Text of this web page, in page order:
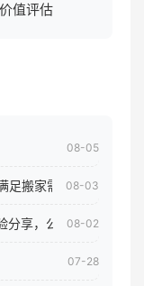
值评估
08-05
足搬家需求！
08-03
分享，公司员工电脑核
08-02
07-28